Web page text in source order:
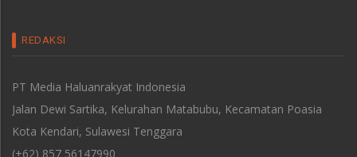
REDAKSI
PT Media Haluanrakyat Indonesia
Jalan Dewi Sartika, Kelurahan Matabubu, Kecamatan Poasia
Kota Kendari, Sulawesi Tenggara
(+62) 857 56147990